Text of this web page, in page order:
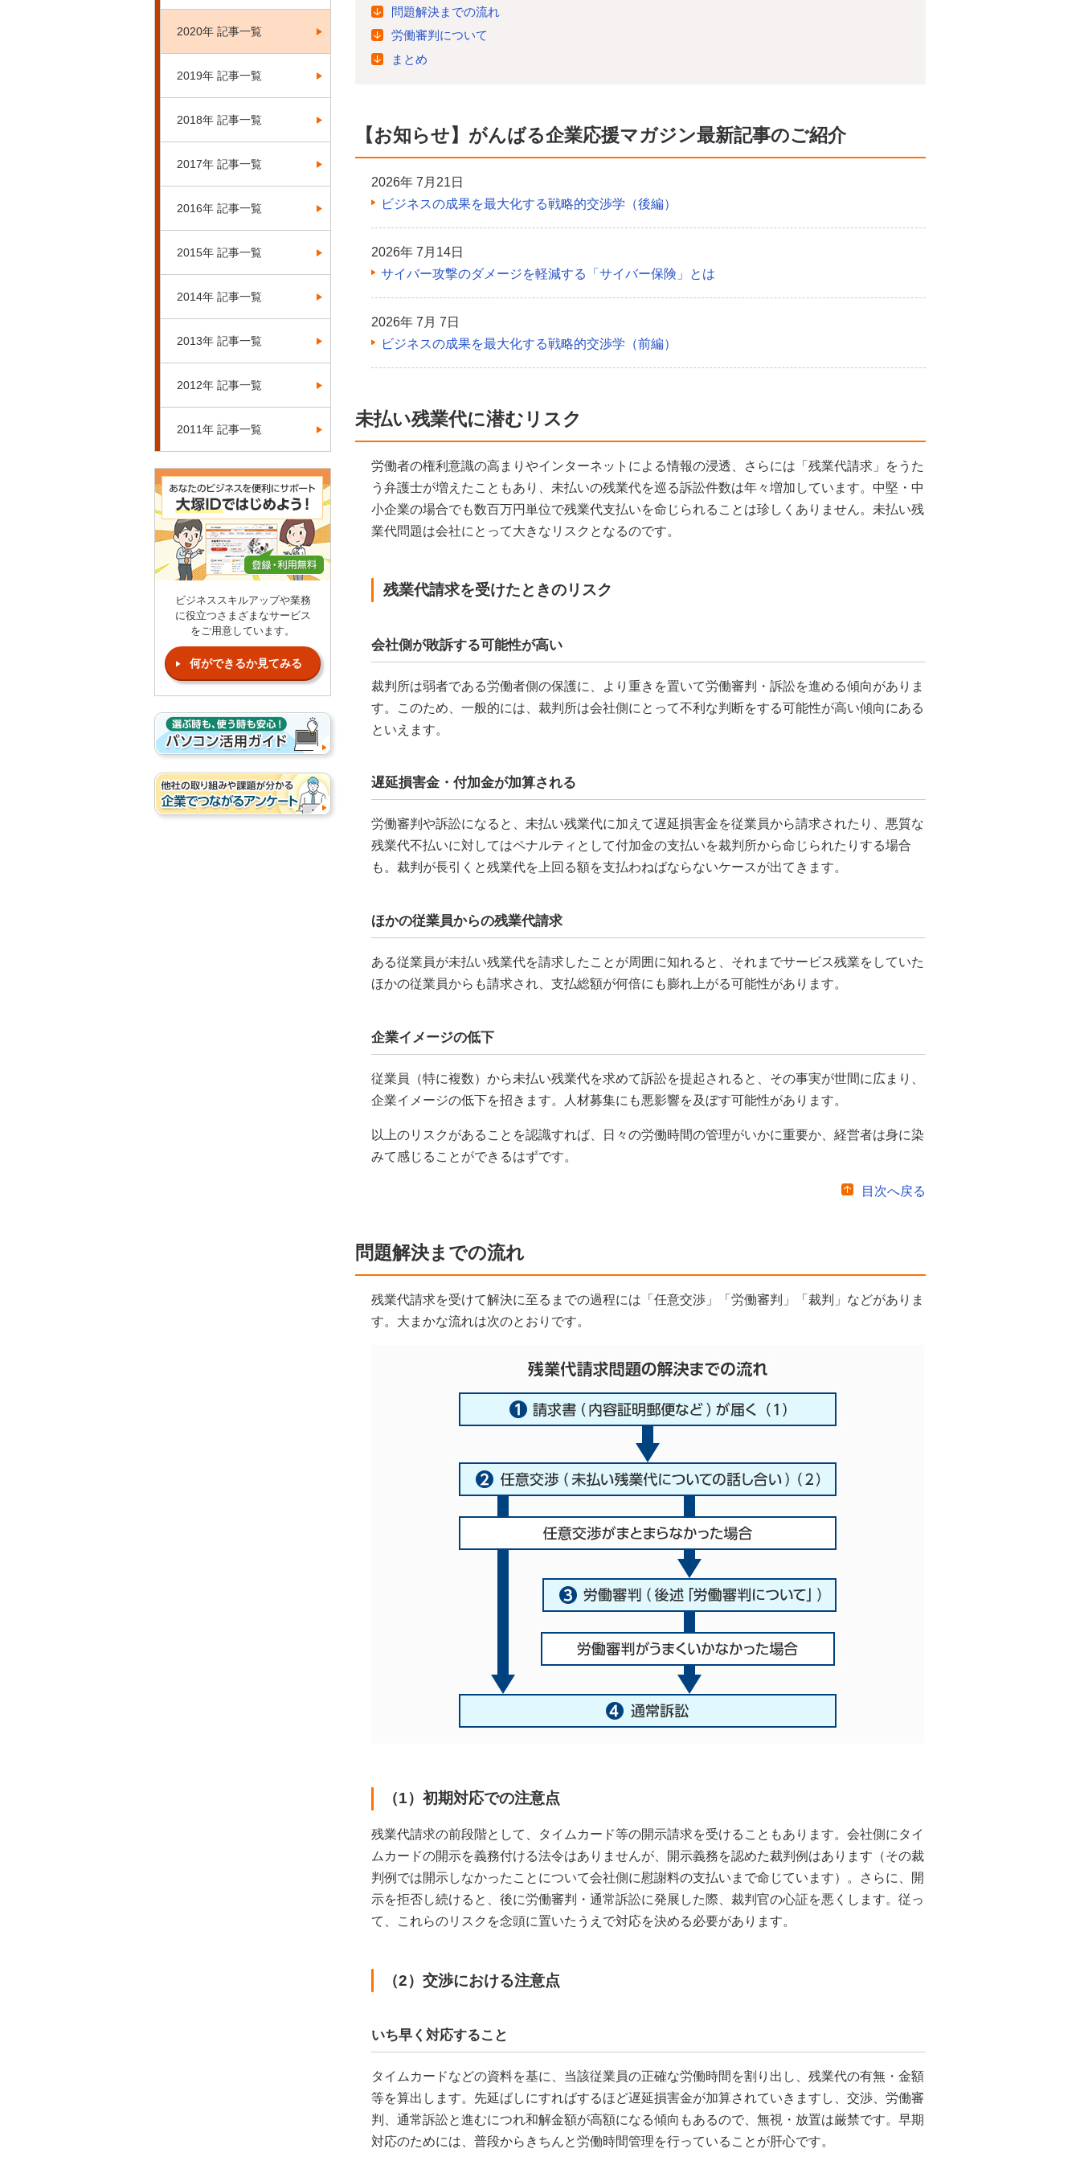
問題解決までの流れ
労働審判について
まとめ
【お知らせ】がんばる企業応援マガジン最新記事のご紹介
2026年 7月21日
ビジネスの成果を最大化する戦略的交渉学（後編）
2026年 7月14日
サイバー攻撃のダメージを軽減する「サイバー保険」とは
2026年 7月 7日
ビジネスの成果を最大化する戦略的交渉学（前編）
未払い残業代に潜むリスク
労働者の権利意識の高まりやインターネットによる情報の浸透、さらには「残業代請求」をうた
う弁護士が増えたこともあり、未払いの残業代を巡る訴訟件数は年々増加しています。中堅・中
小企業の場合でも数百万円単位で残業代支払いを命じられることは珍しくありません。未払い残
業代問題は会社にとって大きなリスクとなるのです。
残業代請求を受けたときのリスク
会社側が敗訴する可能性が高い
裁判所は弱者である労働者側の保護に、より重きを置いて労働審判・訴訟を進める傾向がありま
す。このため、一般的には、裁判所は会社側にとって不利な判断をする可能性が高い傾向にある
といえます。
遅延損害金・付加金が加算される
労働審判や訴訟になると、未払い残業代に加えて遅延損害金を従業員から請求されたり、悪質な
残業代不払いに対してはペナルティとして付加金の支払いを裁判所から命じられたりする場合
も。裁判が長引くと残業代を上回る額を支払わねばならないケースが出てきます。
ほかの従業員からの残業代請求
ある従業員が未払い残業代を請求したことが周囲に知れると、それまでサービス残業をしていた
ほかの従業員からも請求され、支払総額が何倍にも膨れ上がる可能性があります。
企業イメージの低下
従業員（特に複数）から未払い残業代を求めて訴訟を提起されると、その事実が世間に広まり、
企業イメージの低下を招きます。人材募集にも悪影響を及ぼす可能性があります。
以上のリスクがあることを認識すれば、日々の労働時間の管理がいかに重要か、経営者は身に染
みて感じることができるはずです。
目次へ戻る
問題解決までの流れ
残業代請求を受けて解決に至るまでの過程には「任意交渉」「労働審判」「裁判」などがありま
す。大まかな流れは次のとおりです。
（1）初期対応での注意点
残業代請求の前段階として、タイムカード等の開示請求を受けることもあります。会社側にタイ
ムカードの開示を義務付ける法令はありませんが、開示義務を認めた裁判例はあります（その裁
判例では開示しなかったことについて会社側に慰謝料の支払いまで命じています）。さらに、開
示を拒否し続けると、後に労働審判・通常訴訟に発展した際、裁判官の心証を悪くします。従っ
て、これらのリスクを念頭に置いたうえで対応を決める必要があります。
（2）交渉における注意点
いち早く対応すること
タイムカードなどの資料を基に、当該従業員の正確な労働時間を割り出し、残業代の有無・金額
等を算出します。先延ばしにすればするほど遅延損害金が加算されていきますし、交渉、労働審
判、通常訴訟と進むにつれ和解金額が高額になる傾向もあるので、無視・放置は厳禁です。早期
対応のためには、普段からきちんと労働時間管理を行っていることが肝心です。
2020年 記事一覧
2019年 記事一覧
2018年 記事一覧
2017年 記事一覧
2016年 記事一覧
2015年 記事一覧
2014年 記事一覧
2013年 記事一覧
2012年 記事一覧
2011年 記事一覧
ビジネススキルアップや業務
に役立つさまざまなサービス
をご用意しています。
何ができるか見てみる